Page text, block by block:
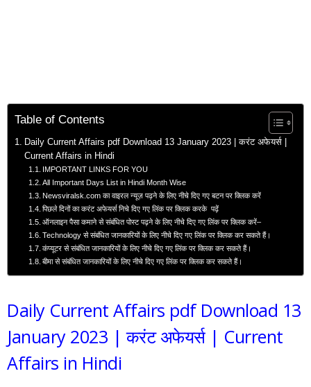
Table of Contents
Daily Current Affairs pdf Download 13 January 2023 | करंट अफेयर्स |
Current Affairs in Hindi
IMPORTANT LINKS FOR YOU
All Important Days List in Hindi Month Wise
Newsviralsk.com का वाइरल न्यूज़ पढ़ने के लिए नीचे दिए गए बटन पर क्लिक करें
पिछले दिनों का करंट अफेयर्स निचे दिए गए लिंक पर क्लिक करके पढ़ें
ऑनलाइन पैसा कमाने से संबंधित पोस्ट पढ़ने के लिए नीचे दिए गए लिंक पर क्लिक करें–
Technology से संबंधित जानकारियों के लिए नीचे दिए गए लिंक पर क्लिक कर सकते हैं।
कंप्यूटर से संबंधित जानकारियों के लिए नीचे दिए गए लिंक पर क्लिक कर सकते हैं।
बीमा से संबंधित जानकारियों के लिए नीचे दिए गए लिंक पर क्लिक कर सकते हैं।
Daily Current Affairs pdf Download 13
January 2023 | करंट अफेयर्स | Current
Affairs in Hindi